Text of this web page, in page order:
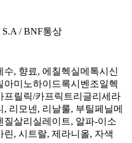
/ BNF통상
수, 향료, 에칠헥실메톡시신
아미노하이드록시벤조일헥
프릴릭/카프릭트리글리세라
리모넨, 리날룰, 부틸페닐메
질살리실레이트, 알파-이소
린, 시트랄, 제라니올, 자색